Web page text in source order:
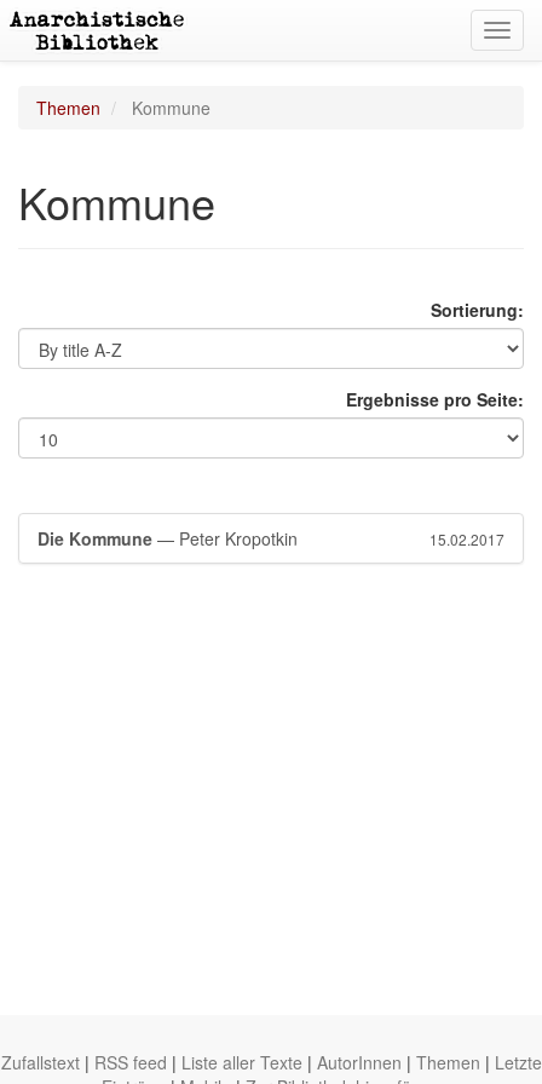
Themen Kommune
Kommune
Sortierung:
Ergebnisse pro Seite:
Die Kommune — Peter Kropotkin 15.02.2017
Zufallstext | RSS feed | Liste aller Texte | AutorInnen | Themen | Letzte